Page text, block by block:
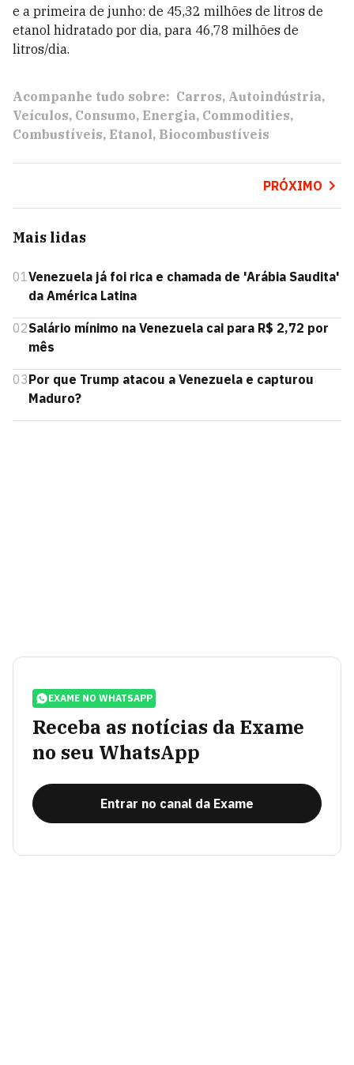
e a primeira de junho: de 45,32 milhões de litros de
etanol hidratado por dia, para 46,78 milhões de
litros/dia.
Acompanhe tudo sobre: Carros Autoindústria
Veículos Consumo Energia Commodities
Combustíveis Etanol Biocombustíveis
PRÓXIMO
Mais lidas
01Venezuela já foi rica e chamada de 'Arábia Saudita'
da América Latina
02Salário mínimo na Venezuela cai para R$ 2,72 por
mês
03Por que Trump atacou a Venezuela e capturou
Maduro?
EXAME NO WHATSAPP
Receba as notícias da Exame
no seu WhatsApp
Entrar no canal da Exame